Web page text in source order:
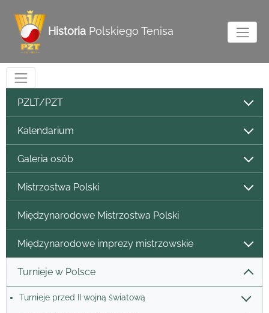
Historia Polskiego Tenisa
PZLT/PZT
Kalendarium
Galeria osób
Mistrzostwa Polski
Międzynarodowe Mistrzostwa Polski
Międzynarodowe imprezy mistrzowskie
Turnieje w Polsce
Turnieje przed II wojną światową